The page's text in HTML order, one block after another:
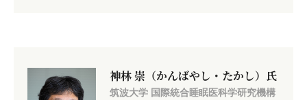
神林 崇（かんばやし・たかし）氏
筑波大学 国際統合睡眠医科学研究機構